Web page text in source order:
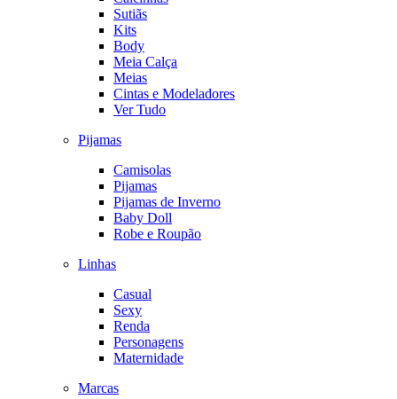
Sutiãs
Kits
Body
Meia Calça
Meias
Cintas e Modeladores
Ver Tudo
Pijamas
Camisolas
Pijamas
Pijamas de Inverno
Baby Doll
Robe e Roupão
Linhas
Casual
Sexy
Renda
Personagens
Maternidade
Marcas